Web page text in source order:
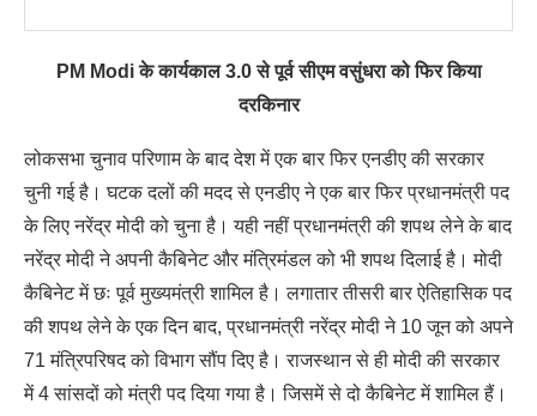
PM Modi के कार्यकाल 3.0 से पूर्व सीएम वसुंधरा को फिर किया
दरकिनार
लोकसभा चुनाव परिणाम के बाद देश में एक बार फिर एनडीए की सरकार
चुनी गई है। घटक दलों की मदद से एनडीए ने एक बार फिर प्रधानमंत्री पद
के लिए नरेंद्र मोदी को चुना है। यही नहीं प्रधानमंत्री की शपथ लेने के बाद
नरेंद्र मोदी ने अपनी कैबिनेट और मंत्रिमंडल को भी शपथ दिलाई है। मोदी
कैबिनेट में छः पूर्व मुख्यमंत्री शामिल है। लगातार तीसरी बार ऐतिहासिक पद
की शपथ लेने के एक दिन बाद, प्रधानमंत्री नरेंद्र मोदी ने 10 जून को अपने
71 मंत्रिपरिषद को विभाग सौंप दिए है। राजस्थान से ही मोदी की सरकार
में 4 सांसदों को मंत्री पद दिया गया है। जिसमें से दो कैबिनेट में शामिल हैं।